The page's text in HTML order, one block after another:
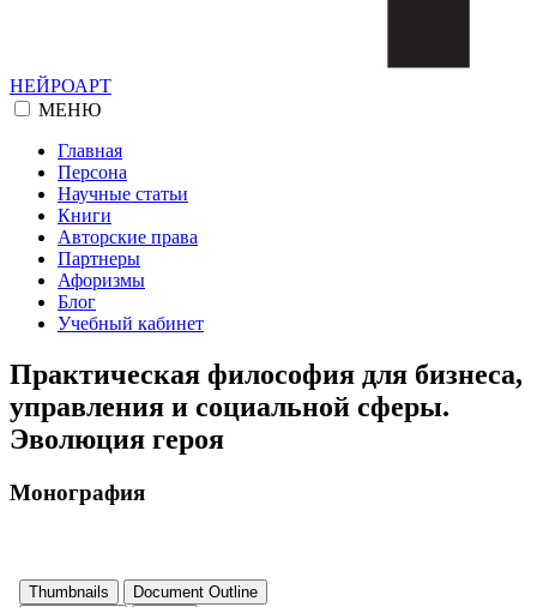
НЕЙРОАРТ
МЕНЮ
Главная
Персона
Научные статьи
Книги
Авторские права
Партнеры
Афоризмы
Блог
Учебный кабинет
Практическая философия для бизнеса,
управления и социальной сферы.
Эволюция героя
Монография